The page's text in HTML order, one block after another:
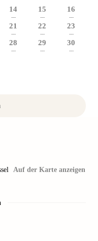
14
---
15
---
16
---
21
---
22
---
23
---
28
---
29
---
30
---
Auf der Karte anzeigen